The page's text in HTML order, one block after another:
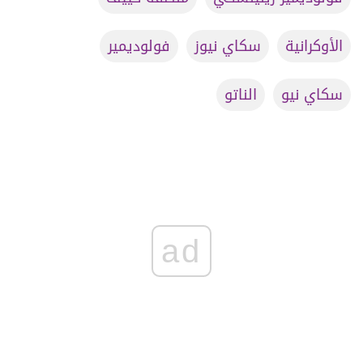
الأوكرانية
سكاي نيوز
فولوديمير
سكاي نيو
الناتو
ad